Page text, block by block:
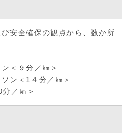
安全確保の観点から、数か所
＜９分／㎞＞
ン＜1４分／㎞＞
分／㎞＞